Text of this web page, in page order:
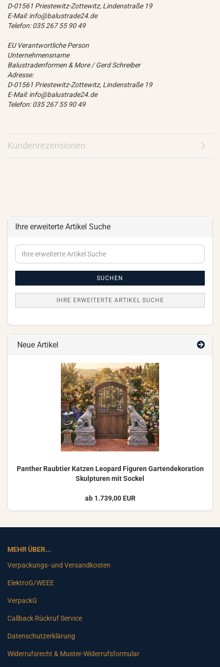
D-01561 Priestewitz-Zottewitz, Lindenstraße 19
E-Mail: info@balustrade24.de
Telefon: 035 267 55 90 49
EU Verantwortliche Person
Unternehmensname
Balustradenformen & More / Gerd Schreiber
Adresse:
D-01561 Priestewitz-Zottewitz, Lindenstraße 19
E-Mail: info@balustrade24.de
Telefon: 035 267 55 90 49
Kundenrezensionen
Ihre erweiterte Artikel Suche
Ihre
erweiterte
SUCHEN
IHRE ERWEITERTE ARTIKEL SUCHE
Neue Artikel
Pan­ther Raub­tier Kat­zen Leo­pard Fi­gu­ren Gar­ten­de­ko­ra­ti­on
Skulp­tu­ren mit So­ckel
ab 1.739,00 EUR
MEHR ÜBER...
Verpackungs- und Versandkosten
ElektroG/WEEE
VerpackG
Callback Rückruf Service
Datenschutzerklärung
Widerrufsrecht & Muster-Widerrufsformular